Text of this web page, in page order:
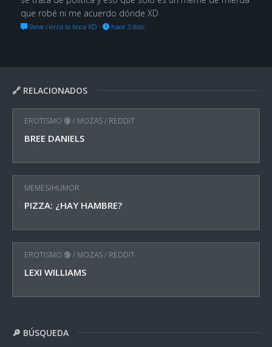
🔗 RELACIONADOS
EROTISMO 🔞/ MOZAS/ REDDIT
BREE DANIELS
MEMES/HUMOR
PIZZA: ¿HAY HAMBRE?
EROTISMO 🔞/ MOZAS/ REDDIT
LEXI WILLIAMS
🔎 BÚSQUEDA
que robé ni me acuerdo dónde XD
Steve cierra la boca XD · hace 3 días